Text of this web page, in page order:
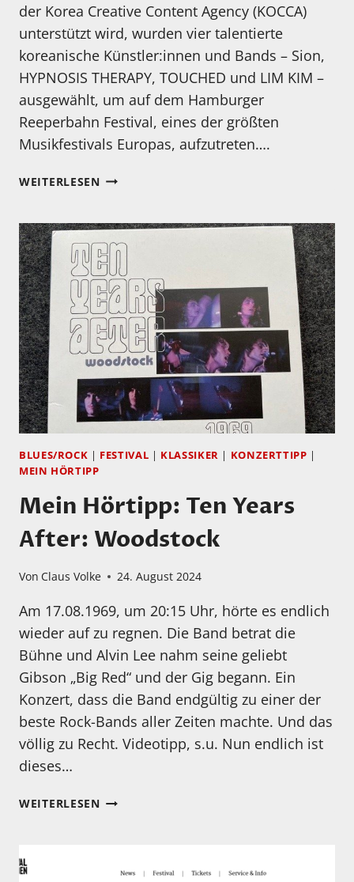
der Korea Creative Content Agency (KOCCA)
unterstützt wird, wurden vier talentierte
koreanische Künstler:innen und Bands – Sion,
HYPNOSIS THERAPY, TOUCHED und LIM KIM –
ausgewählt, um auf dem Hamburger
Reeperbahn Festival, eines der größten
Musikfestivals Europas, aufzutreten….
WEITERLESENMEIN
KOREA
SPOTLIGHT
2024
BLUES/ROCK FESTIVAL KLASSIKER KONZERTTIPP
MEIN HÖRTIPP
Mein Hörtipp: Ten Years
After: Woodstock
Von Claus Volke 24. August 2024
Am 17.08.1969, um 20:15 Uhr, hörte es endlich
wieder auf zu regnen. Die Band betrat die
Bühne und Alvin Lee nahm seine geliebt
Gibson „Big Red“ und der Gig begann. Ein
Konzert, dass die Band endgültig zu einer der
beste Rock-Bands aller Zeiten machte. Und das
völlig zu Recht. Videotipp, s.u. Nun endlich ist
dieses…
WEITERLESENMEIN
AFTER: